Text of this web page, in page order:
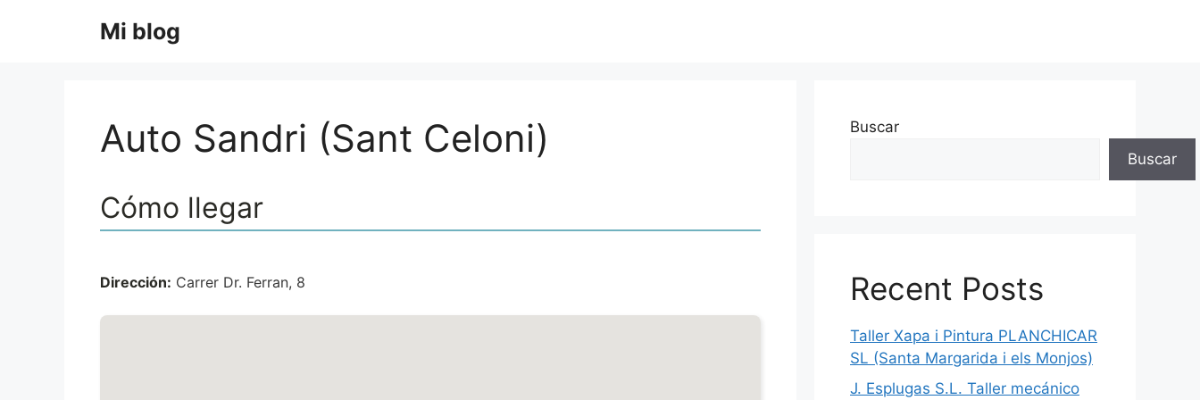
Mi blog
Auto Sandri (Sant Celoni)
Cómo llegar
Dirección: Carrer Dr. Ferran, 8
Buscar
Buscar
Recent Posts
Taller Xapa i Pintura PLANCHICAR
SL (Santa Margarida i els Monjos)
J. Esplugas S.L. Taller mecánico